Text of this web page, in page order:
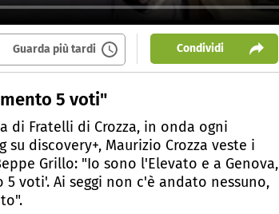
Guarda più tardi Condividi
5 voti"
di Fratelli di Crozza, in onda ogni
discovery+, Maurizio Crozza veste i
Grillo: "Io sono l'Elevato e a Genova,
voti'. Ai seggi non c'è andato nessuno,